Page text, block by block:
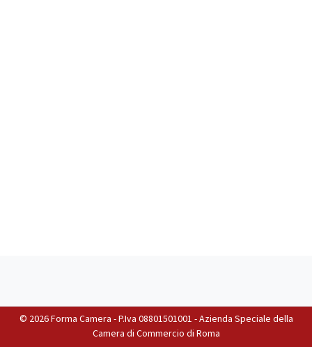
© 2026 Forma Camera - P.Iva 08801501001 - Azienda Speciale della
Camera di Commercio di Roma